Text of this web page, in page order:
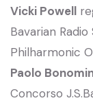
Vicki Powell
Bavarian
Philharmonic
Paolo
Concorso